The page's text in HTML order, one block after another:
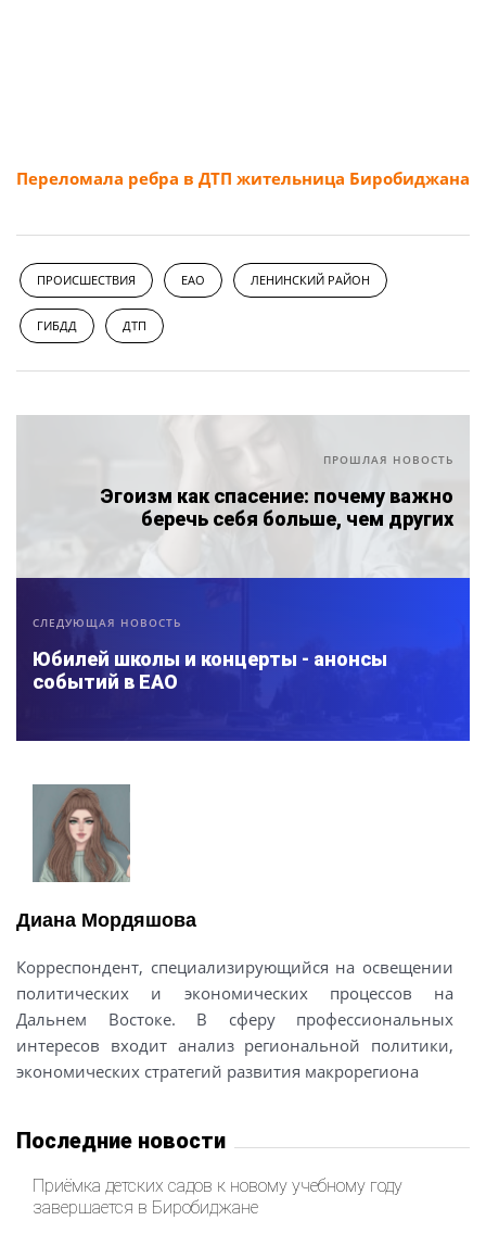
Переломала ребра в ДТП жительница Биробиджана
ПРОИСШЕСТВИЯ ЕАО ЛЕНИНСКИЙ РАЙОН
ГИБДД ДТП
ПРОШЛАЯ НОВОСТЬ
Эгоизм как спасение: почему важно
беречь себя больше, чем других
СЛЕДУЮЩАЯ НОВОСТЬ
Юбилей школы и концерты - анонсы
событий в ЕАО
Диана Мордяшова
Корреспондент, специализирующийся на освещении
политических и экономических процессов на
Дальнем Востоке. В сферу профессиональных
интересов входит анализ региональной политики,
экономических стратегий развития макрорегиона
Последние новости
Приёмка детских садов к новому учебному году
завершается в Биробиджане